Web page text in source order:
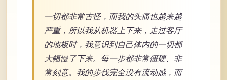
一切都非常古怪，而我的头痛也越来越
严重，所以我从机器上下来，走过客厅
的地板时，我意识到自己体内的一切都
大幅慢了下来。每一步都非常僵硬、非
常刻意。我的步伐完全没有流动感，而